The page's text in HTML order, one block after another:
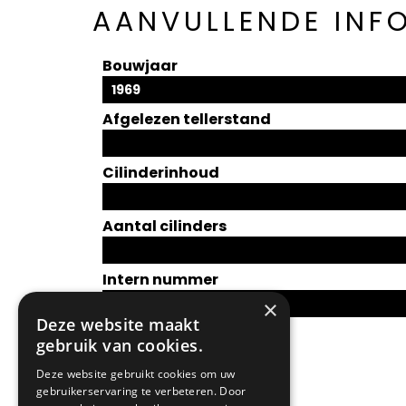
AANVULLENDE
Bouwjaar
1969
Afgelezen tellerstand
Cilinderinhoud
Aantal cilinders
Intern nummer
×
Deze website maakt
gebruik van cookies.
Deze website gebruikt cookies om uw
gebruikerservaring te verbeteren. Door